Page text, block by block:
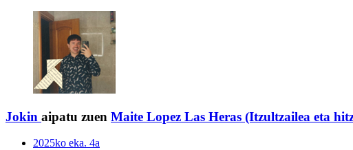
Jokin aipatu zuen Maite Lopez Las Heras (Itzultzailea eta
2025ko eka. 4a